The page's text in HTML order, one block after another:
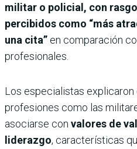
militar o policial, con
percibidos como “más
una cita” en comparación
profesionales.
Los especialistas
profesiones como las
asociarse con valores de
liderazgo, características